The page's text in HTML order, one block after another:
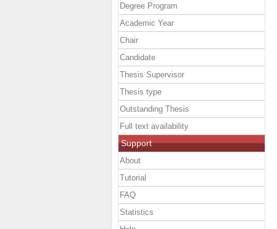
Degree Program
Academic Year
Chair
Candidate
Thesis Supervisor
Thesis type
Outstanding Thesis
Full text availability
Support
About
Tutorial
FAQ
Statistics